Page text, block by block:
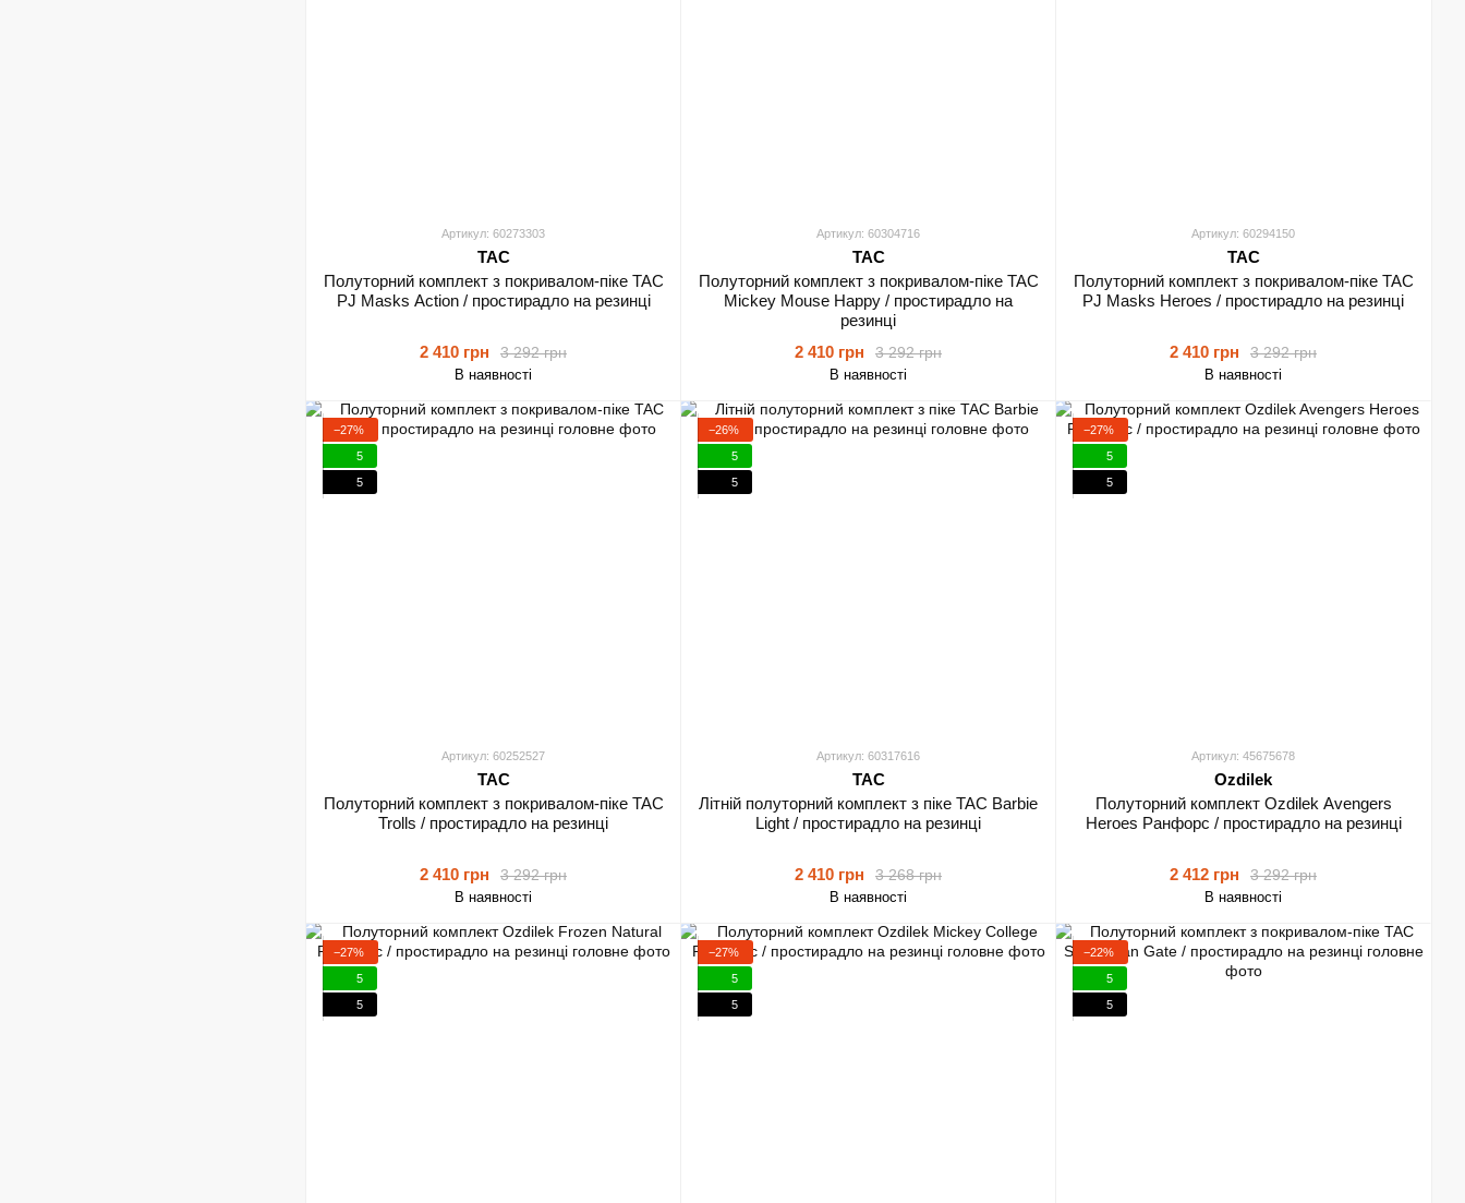
Артикул: 60273303
TAC
Полуторний комплект з покривалом-піке TAC
PJ Masks Action / простирадло на резинці
3 292 грн
2 410 грн
В наявності
Артикул: 60304716
TAC
Полуторний комплект з покривалом-піке TAC
Mickey Mouse Happy / простирадло на
резинці
3 292 грн
2 410 грн
В наявності
Артикул: 60294150
TAC
Полуторний комплект з покривалом-піке TAC
PJ Masks Heroes / простирадло на резинці
3 292 грн
2 410 грн
В наявності
−27%
5
5
Артикул: 60252527
TAC
Полуторний комплект з покривалом-піке TAC
Trolls / простирадло на резинці
3 292 грн
2 410 грн
В наявності
−26%
5
5
Артикул: 60317616
TAC
Літній полуторний комплект з піке TAC Barbie
Light / простирадло на резинці
3 268 грн
2 410 грн
В наявності
−27%
5
5
Артикул: 45675678
Ozdilek
Полуторний комплект Ozdilek Avengers
Heroes Ранфорс / простирадло на резинці
3 292 грн
2 412 грн
В наявності
−27%
5
5
−27%
5
5
−22%
5
5